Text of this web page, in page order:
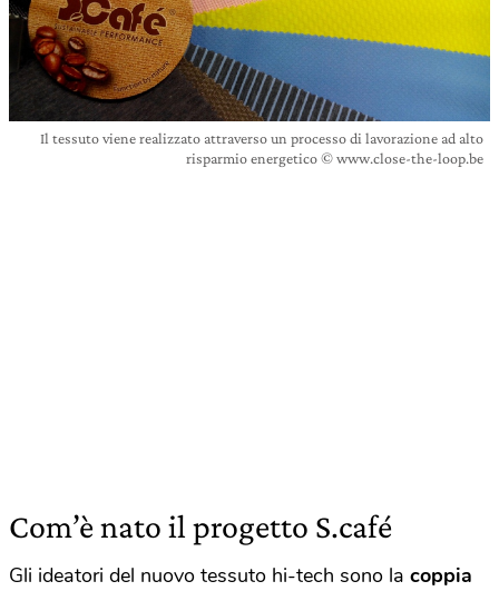
Il tessuto viene realizzato attraverso un processo di lavorazione ad alto
risparmio energetico © www.close-the-loop.be
Com’è nato il progetto S.café
Gli ideatori del nuovo tessuto hi-tech sono la coppia